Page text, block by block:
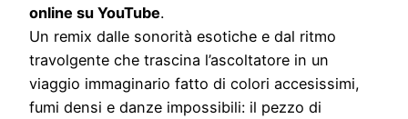
online su YouTube.
Un remix dalle sonorità esotiche e dal ritmo
travolgente che trascina l’ascoltatore in un
viaggio immaginario fatto di colori accesissimi,
fumi densi e danze impossibili: il pezzo di